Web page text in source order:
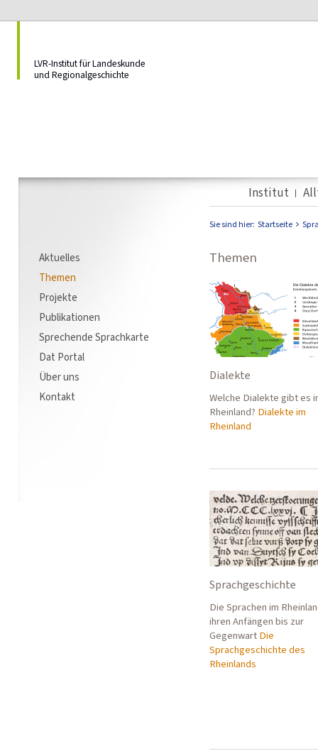
LVR-Institut für Landeskunde
und Regionalgeschichte
Institut
Aktuelles
Themen
Projekte
Publikationen
Sprechende Sprachkarte
Dat Portal
Über uns
Kontakt
Sie sind hier: Startseite
Themen
Dialekte
Welche Dialekte gibt es
Rheinland? Dialekte im
Rheinland
Sprachgeschichte
Die Sprachen im
ihren Anfängen bis zur
Gegenwart Die
Sprachgeschichte des
Rheinlands